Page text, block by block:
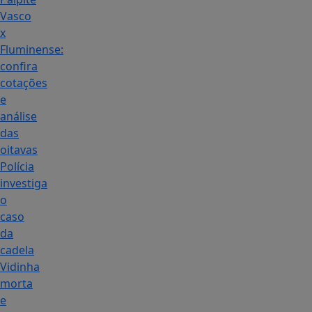
Vasco
x
Fluminense:
confira
cotações
e
análise
das
oitavas
Polícia
investiga
o
caso
da
cadela
Vidinha
morta
e